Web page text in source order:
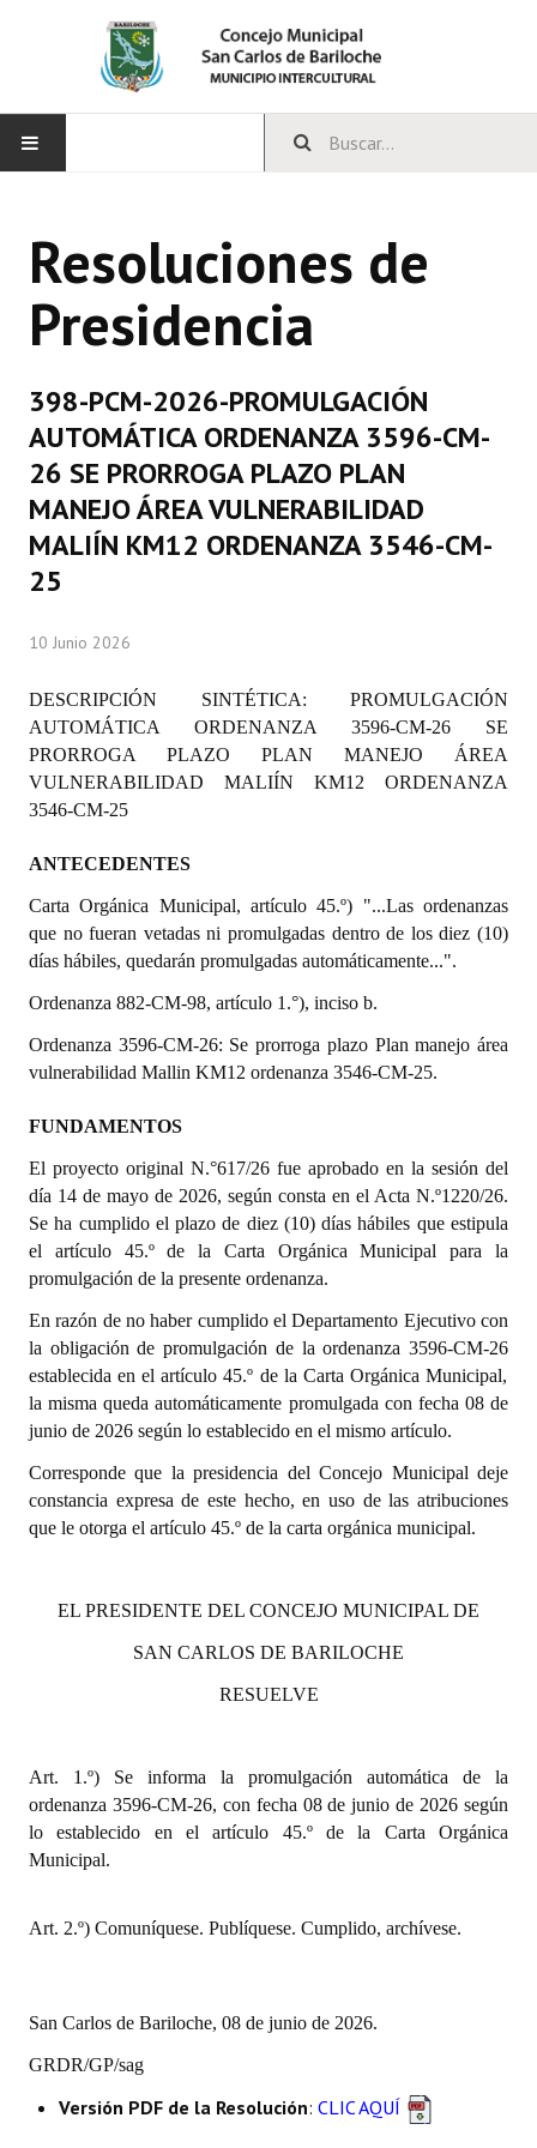
CONCEJO
Bloques Políticos
Comisiones Permanentes
Comisiones Especiales
Concejales Mandato Cumplido
Programas
Constitución Provincial
Carta Orgánica 2007
Reglamento Interno
Digesto
Organigrama
DOCUMENTOS
Proyectos Presentados
Dictámenes Asesoría Letrada
Actas de Sesión
Informes de Unidad Coordinadora
Ejecución Presupuestaria
Actas de Audiencias Públicas
NORMATIVA
Comunicaciones
Declaraciones
Resoluciones
Registros y Distinciones
Datos Históricos
Premio al Mérito - Registro
Audiencias Públicas - Registro
Periodistas Decanos - Registro
Ciudadano Ilustre - Registro
Resoluciones de
Presidencia
398-PCM-2026-PROMULGACIÓN
AUTOMÁTICA ORDENANZA 3596-CM-
26 SE PRORROGA PLAZO PLAN
MANEJO ÁREA VULNERABILIDAD
MALIÍN KM12 ORDENANZA 3546-CM-
25
10 Junio 2026
DESCRIPCIÓN SINTÉTICA: PROMULGACIÓN
AUTOMÁTICA ORDENANZA 3596-CM-26 SE
PRORROGA PLAZO PLAN MANEJO ÁREA
VULNERABILIDAD MALIÍN KM12 ORDENANZA
3546-CM-25
ANTECEDENTES
Carta Orgánica Municipal, artículo 45.º) "...Las ordenanzas
que no fueran vetadas ni promulgadas dentro de los diez (10)
días hábiles, quedarán promulgadas automáticamente...".
Ordenanza 882-CM-98, artículo 1.°), inciso b.
Ordenanza 3596-CM-26: Seprorroga plazo Plan manejo área
vulnerabilidad Mallin KM12 ordenanza 3546-CM-25.
FUNDAMENTOS
El proyecto original N.°617/26 fue aprobado en la sesión del
día 14 de mayo de 2026, según consta en el Acta N.º1220/26.
Se ha cumplido el plazo de diez (10) días hábiles que estipula
el artículo 45.º de la Carta Orgánica Municipal para la
promulgación de la presente ordenanza.
En razón de no haber cumplido el Departamento Ejecutivo con
la obligación de promulgación de la ordenanza 3596-CM-26
establecida en el artículo 45.º de la Carta Orgánica Municipal,
la misma queda automáticamente promulgada con fecha 08de
junio de 2026 según lo establecido en el mismo artículo.
Corresponde que la presidencia del Concejo Municipal deje
constancia expresa de este hecho, en uso de las atribuciones
que le otorga el artículo 45.º de la carta orgánica municipal.
EL PRESIDENTE DEL CONCEJO MUNICIPAL DE
SAN CARLOS DE BARILOCHE
RESUELVE
Art. 1.º) Se informa la promulgación automática de la
ordenanza 3596-CM-26, con fecha 08 de junio de 2026 según
lo establecido en el artículo 45.º de la Carta Orgánica
Municipal.
Art. 2.º) Comuníquese. Publíquese. Cumplido, archívese.
San Carlos de Bariloche, 08 de junio de 2026.
GRDR/GP/sag
Versión PDF de la Resolución: CLIC AQUÍ